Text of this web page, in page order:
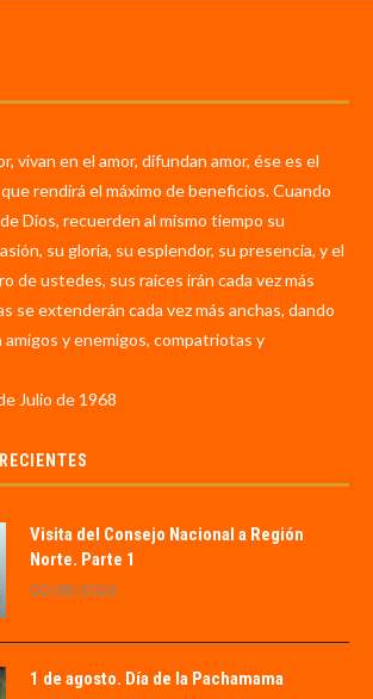
vivan en el amor, difundan amor, ése es el
rendirá el máximo de beneficios. Cuando
Dios, recuerden al mismo tiempo su
su gloria, su esplendor, su presencia, y el
de ustedes, sus raíces irán cada vez más
se extenderán cada vez más anchas, dando
y enemigos, compatriotas y
Julio de 1968
Visita del Consejo Nacional a Región
Norte. Parte 1
02/08/2026
1 de agosto. Día de la Pachamama